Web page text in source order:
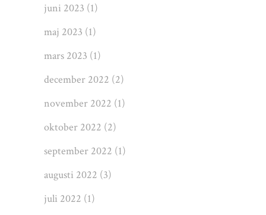
juni 2023 (1)
maj 2023 (1)
mars 2023 (1)
december 2022 (2)
november 2022 (1)
oktober 2022 (2)
september 2022 (1)
augusti 2022 (3)
juli 2022 (1)